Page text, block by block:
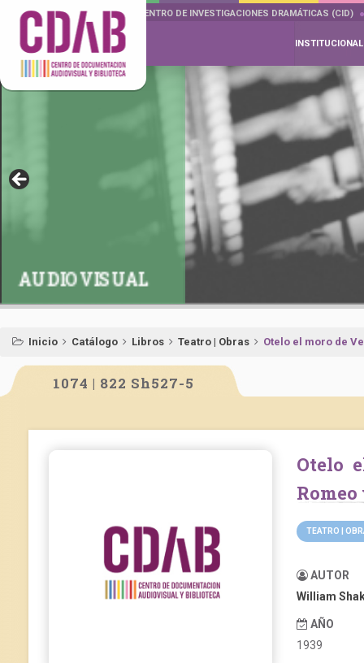
DOCUMENTA DRAMÁTICAS CENTRO DE INVESTIGACIONES DRAMÁTICAS (CID)
INSTITUCIONAL
AUDIOVISUAL
Inicio Catálogo Libros Teatro | Obras Otelo el moro de
1074 | 822 Sh527-5
Otelo el moro de Venecia y La tragedia de
TEATRO |
AUTOR
William
AÑO
1939